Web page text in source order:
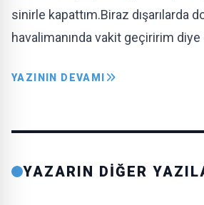
sinirle kapattım.Biraz dışarılarda
havalimanında vakit geçiririm
YAZININ DEVAMI
YAZARIN DİĞER